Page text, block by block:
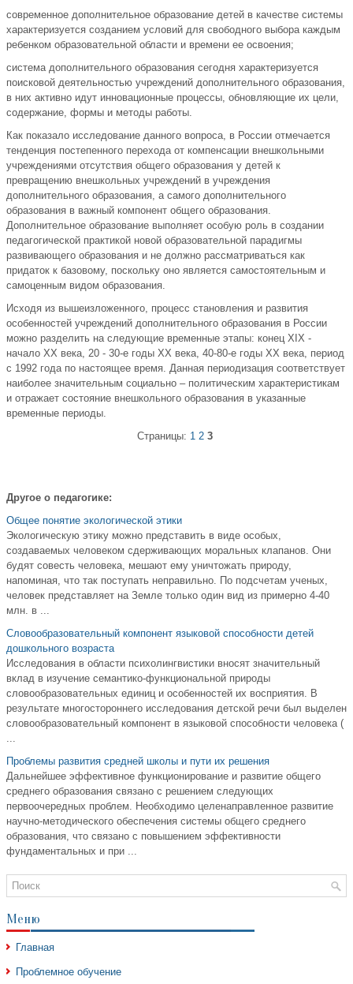
современное дополнительное образование детей в качестве системы
характеризуется созданием условий для свободного выбора каждым
ребенком образовательной области и времени ее освоения;
система дополнительного образования сегодня характеризуется
поисковой деятельностью учреждений дополнительного образования,
в них активно идут инновационные процессы, обновляющие их цели,
содержание, формы и методы работы.
Как показало исследование данного вопроса, в России отмечается
тенденция постепенного перехода от компенсации внешкольными
учреждениями отсутствия общего образования у детей к
превращению внешкольных учреждений в учреждения
дополнительного образования, а самого дополнительного
образования в важный компонент общего образования.
Дополнительное образование выполняет особую роль в создании
педагогической практикой новой образовательной парадигмы
развивающего образования и не должно рассматриваться как
придаток к базовому, поскольку оно является самостоятельным и
самоценным видом образования.
Исходя из вышеизложенного, процесс становления и развития
особенностей учреждений дополнительного образования в России
можно разделить на следующие временные этапы: конец XIX -
начало XX века, 20 - 30-е годы XX века, 40-80-е годы XX века, период
с 1992 года по настоящее время. Данная периодизация соответствует
наиболее значительным социально – политическим характеристикам
и отражает состояние внешкольного образования в указанные
временные периоды.
Страницы: 1 2 3
Другое о педагогике:
Общее понятие экологической этики
Экологическую этику можно представить в виде особых,
создаваемых человеком сдерживающих моральных клапанов. Они
будят совесть человека, мешают ему уничтожать природу,
напоминая, что так поступать неправильно. По подсчетам ученых,
человек представляет на Земле только один вид из примерно 4-40
млн. в ...
Словообразовательный компонент языковой способности детей
дошкольного возраста
Исследования в области психолингвистики вносят значительный
вклад в изучение семантико-функциональной природы
словообразовательных единиц и особенностей их восприятия. В
результате многостороннего исследования детской речи был выделен
словообразовательный компонент в языковой способности человека (
...
Проблемы развития средней школы и пути их решения
Дальнейшее эффективное функционирование и развитие общего
среднего образования связано с решением следующих
первоочередных проблем. Необходимо целенаправленное развитие
научно-методического обеспечения системы общего среднего
образования, что связано с повышением эффективности
фундаментальных и при ...
Меню
Главная
Проблемное обучение